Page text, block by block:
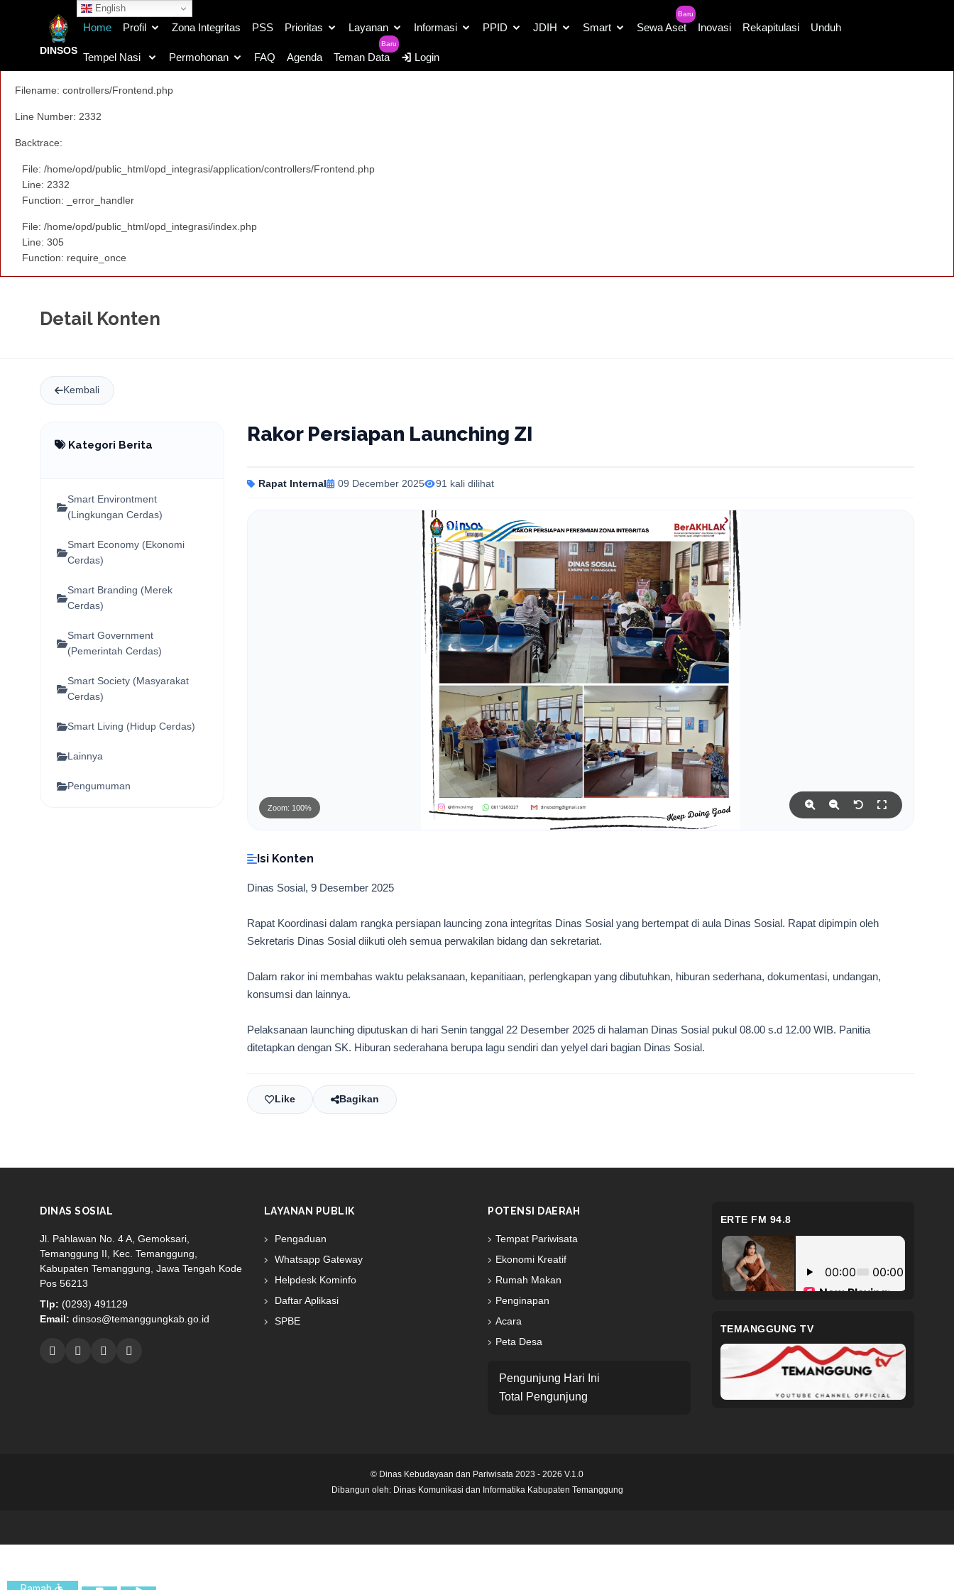
A PHP Error was encountered
Severity: Notice
Message: Undefined variable: q
Filename: controllers/Frontend.php
Line Number: 2332
Backtrace:
File: /home/opd/public_html/opd_integrasi/application/controllers/Frontend.php
Line: 2332
Function: _error_handler
File: /home/opd/public_html/opd_integrasi/index.php
Line: 305
Function: require_once
English
DINSOS
Home Profil Zona Integritas PSS Prioritas Layanan Informasi PPID JDIH Smart Sewa Aset
Baru
Inovasi Rekapitulasi Unduh
Tempel Nasi Permohonan FAQ Agenda Teman Data
Baru
Login
Detail Konten
Kembali
Kategori Berita
Smart Environtment
(Lingkungan Cerdas)
Smart Economy (Ekonomi
Cerdas)
Smart Branding (Merek
Cerdas)
Smart Government
(Pemerintah Cerdas)
Smart Society (Masyarakat
Cerdas)
Smart Living (Hidup Cerdas)
Lainnya
Pengumuman
Rakor Persiapan Launching ZI
Rapat Internal 09 December 2025 91 kali dilihat
Zoom: 100%
Isi Konten
Dinas Sosial, 9 Desember 2025
Rapat Koordinasi dalam rangka persiapan launcing zona integritas Dinas Sosial yang bertempat di aula Dinas Sosial. Rapat dipimpin oleh
Sekretaris Dinas Sosial diikuti oleh semua perwakilan bidang dan sekretariat.
Dalam rakor ini membahas waktu pelaksanaan, kepanitiaan, perlengkapan yang dibutuhkan, hiburan sederhana, dokumentasi, undangan,
konsumsi dan lainnya.
Pelaksanaan launching diputuskan di hari Senin tanggal 22 Desember 2025 di halaman Dinas Sosial pukul 08.00 s.d 12.00 WIB. Panitia
ditetapkan dengan SK. Hiburan sederahana berupa lagu sendiri dan yelyel dari bagian Dinas Sosial.
Like Bagikan
DINAS SOSIAL
Jl. Pahlawan No. 4 A, Gemoksari,
Temanggung II, Kec. Temanggung,
Kabupaten Temanggung, Jawa Tengah Kode
Pos 56213
Tlp: (0293) 491129
Email: dinsos@temanggungkab.go.id
LAYANAN PUBLIK
Pengaduan
Whatsapp Gateway
Helpdesk Kominfo
Daftar Aplikasi
SPBE
POTENSI DAERAH
Tempat Pariwisata
Ekonomi Kreatif
Rumah Makan
Penginapan
Acara
Peta Desa
Pengunjung Hari Ini
Total Pengunjung
ERTE FM 94.8
TEMANGGUNG TV
© Dinas Kebudayaan dan Pariwisata 2023 - 2026 V.1.0
Dibangun oleh: Dinas Komunikasi dan Informatika Kabupaten Temanggung